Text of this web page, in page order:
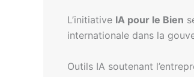
L’initiative IA pour le Bien
internationale dans la
Outils IA soutenant